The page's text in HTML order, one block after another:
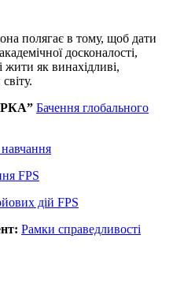
полягає в тому, щоб дати
досконалості,
жити як винахідливі,
Бачення глобального
FPS
дій FPS
Рамки справедливості